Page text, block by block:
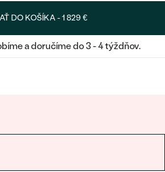
DO KOŠÍKA -1 829 €
a doručíme do 3 - 4 týždňov.